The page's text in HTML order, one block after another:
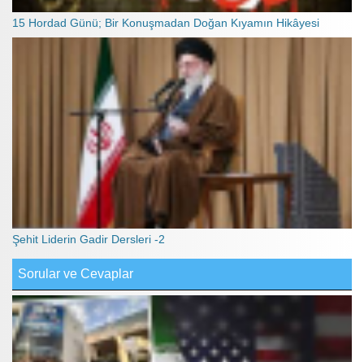
15 Hordad Günü; Bir Konuşmadan Doğan Kıyamın Hikâyesi
Şehit Liderin Gadir Dersleri -2
Sorular ve Cevaplar